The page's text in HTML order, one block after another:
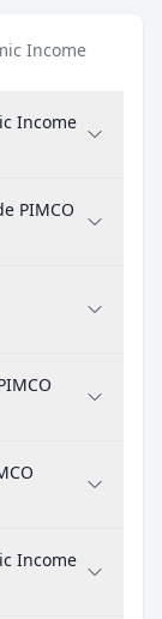
Income
Income
PIMCO
Income